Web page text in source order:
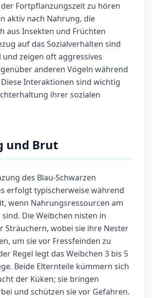
Fortpflanzungszeit zu hören
aktiv nach Nahrung, die
aus Insekten und Früchten
auf das Sozialverhalten sind
zeigen oft aggressives
anderen Vögeln während
Interaktionen sind wichtig
ihrer sozialen
und Brut
des Blau-Schwarzen
erfolgt typischerweise während
wenn Nahrungsressourcen am
Die Weibchen nisten in
Sträuchern, wobei sie ihre Nester
um sie vor Fressfeinden zu
Regel legt das Weibchen 3 bis 5
Beide Elternteile kümmern sich
der Küken; sie bringen
und schützen sie vor Gefahren.